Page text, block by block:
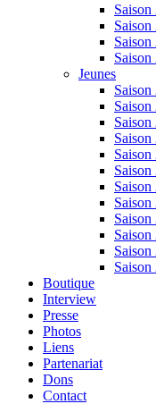
Jeunes
Saison
Boutique
Interview
Presse
Photos
Liens
Partenariat
Dons
Contact